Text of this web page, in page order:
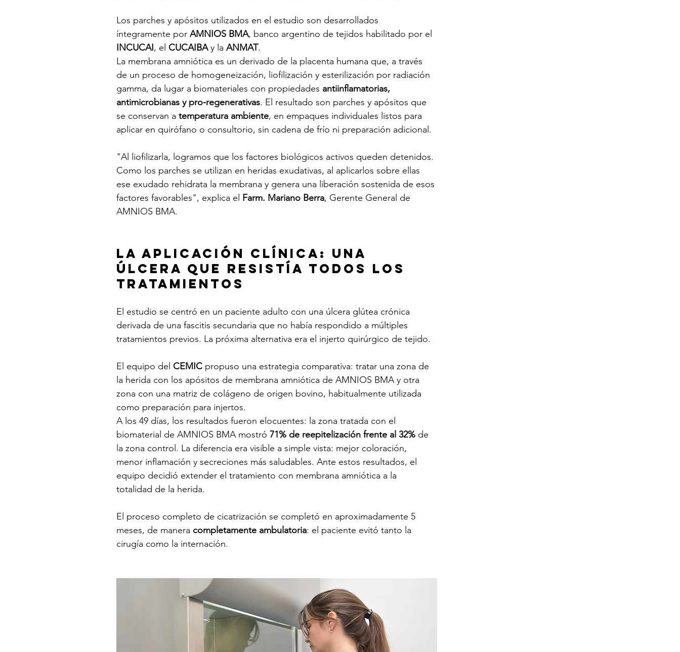
Los parches y apósitos utilizados en el estudio son desarrollados
íntegramente por AMNIOS BMA, banco argentino de tejidos habilitado por el
INCUCAI, el CUCAIBA y la ANMAT.
La membrana amniótica es un derivado de la placenta humana que, a través
de un proceso de homogeneización, liofilización y esterilización por radiación
gamma, da lugar a biomateriales con propiedades antiinflamatorias,
antimicrobianas y pro-regenerativas. El resultado son parches y apósitos que
se conservan a temperatura ambiente, en empaques individuales listos para
aplicar en quirófano o consultorio, sin cadena de frío ni preparación adicional.
"Al liofilizarla, logramos que los factores biológicos activos queden detenidos.
Como los parches se utilizan en heridas exudativas, al aplicarlos sobre ellas
ese exudado rehidrata la membrana y genera una liberación sostenida de esos
factores favorables", explica el Farm. Mariano Berra, Gerente General de
AMNIOS BMA.
La aplicación clínica: una
úlcera que resistía todos los
tratamientos
El estudio se centró en un paciente adulto con una úlcera glútea crónica
derivada de una fascitis secundaria que no había respondido a múltiples
tratamientos previos. La próxima alternativa era el injerto quirúrgico de tejido.
El equipo del CEMIC propuso una estrategia comparativa: tratar una zona de
la herida con los apósitos de membrana amniótica de AMNIOS BMA y otra
zona con una matriz de colágeno de origen bovino, habitualmente utilizada
como preparación para injertos.
A los 49 días, los resultados fueron elocuentes: la zona tratada con el
biomaterial de AMNIOS BMA mostró 71% de reepitelización frente al 32% de
la zona control. La diferencia era visible a simple vista: mejor coloración,
menor inflamación y secreciones más saludables. Ante estos resultados, el
equipo decidió extender el tratamiento con membrana amniótica a la
totalidad de la herida.
El proceso completo de cicatrización se completó en aproximadamente 5
meses, de manera completamente ambulatoria: el paciente evitó tanto la
cirugía como la internación.